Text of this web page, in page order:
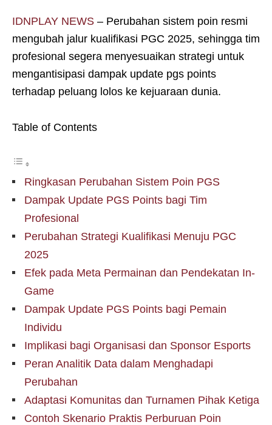
IDNPLAY NEWS – Perubahan sistem poin resmi
mengubah jalur kualifikasi PGC 2025, sehingga tim
profesional segera menyesuaikan strategi untuk
mengantisipasi dampak update pgs points
terhadap peluang lolos ke kejuaraan dunia.
Table of Contents
Ringkasan Perubahan Sistem Poin PGS
Dampak Update PGS Points bagi Tim
Profesional
Perubahan Strategi Kualifikasi Menuju PGC
2025
Efek pada Meta Permainan dan Pendekatan In-
Game
Dampak Update PGS Points bagi Pemain
Individu
Implikasi bagi Organisasi dan Sponsor Esports
Peran Analitik Data dalam Menghadapi
Perubahan
Adaptasi Komunitas dan Turnamen Pihak Ketiga
Contoh Skenario Praktis Perburuan Poin